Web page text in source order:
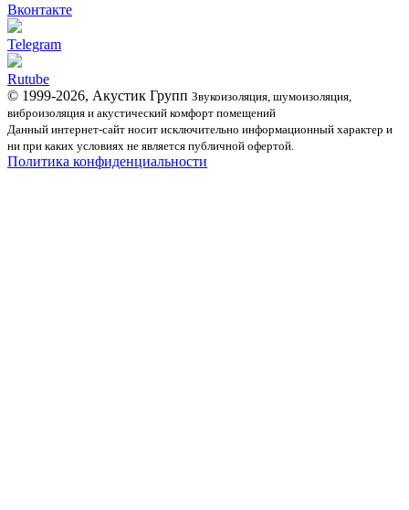
Вконтакте
Telegram
Rutube
© 1999-2026, Акустик Групп Звукоизоляция, шумоизоляция,
виброизоляция и акустический комфорт помещений
Данный интернет-сайт носит исключительно информационный характер и
ни при каких условиях не является публичной офертой.
Политика конфиденциальности